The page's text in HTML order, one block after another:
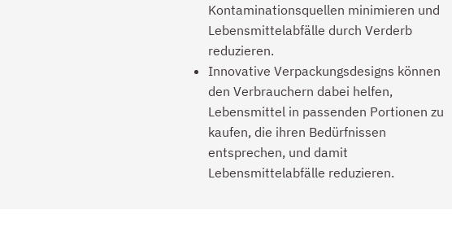
Kontaminationsquellen minimieren und
Lebensmittelabfälle durch Verderb
reduzieren.
Innovative Verpackungsdesigns können
den Verbrauchern dabei helfen,
Lebensmittel in passenden Portionen zu
kaufen, die ihren Bedürfnissen
entsprechen, und damit
Lebensmittelabfälle reduzieren.